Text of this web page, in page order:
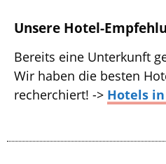
Unsere Hotel-
Bereits eine Unterkunft
Wir haben die besten
recherchiert! -> Hotels